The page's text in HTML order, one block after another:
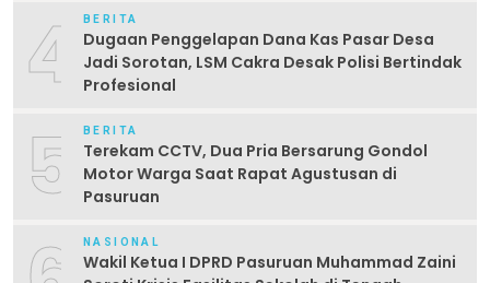
4 BERITA
Dugaan Penggelapan Dana Kas Pasar Desa
Jadi Sorotan, LSM Cakra Desak Polisi Bertindak
Profesional
5 BERITA
Terekam CCTV, Dua Pria Bersarung Gondol
Motor Warga Saat Rapat Agustusan di
Pasuruan
NASIONAL
Wakil Ketua I DPRD Pasuruan Muhammad Zaini